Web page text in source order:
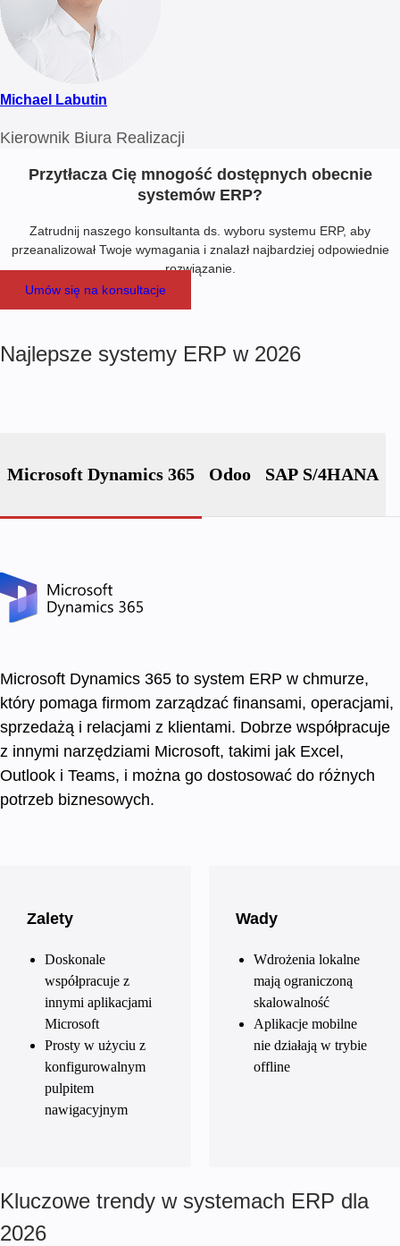
Michael Labutin
Kierownik Biura Realizacji
Przytłacza Cię mnogość dostępnych obecnie
systemów ERP?
Zatrudnij naszego konsultanta ds. wyboru systemu ERP, aby
przeanalizował Twoje wymagania i znalazł najbardziej odpowiednie
rozwiązanie.
Umów się na konsultacje
Najlepsze systemy ERP w 2026
Microsoft Dynamics 365 Odoo SAP S/4HANA
Microsoft Dynamics 365 to system ERP w chmurze,
który pomaga firmom zarządzać finansami, operacjami,
sprzedażą i relacjami z klientami. Dobrze współpracuje
z innymi narzędziami Microsoft, takimi jak Excel,
Outlook i Teams, i można go dostosować do różnych
potrzeb biznesowych.
Zalety
Doskonale
współpracuje z
innymi aplikacjami
Microsoft
Prosty w użyciu z
konfigurowalnym
pulpitem
nawigacyjnym
Wady
Wdrożenia lokalne
mają ograniczoną
skalowalność
Aplikacje mobilne
nie działają w trybie
offline
Kluczowe trendy w systemach ERP dla
2026